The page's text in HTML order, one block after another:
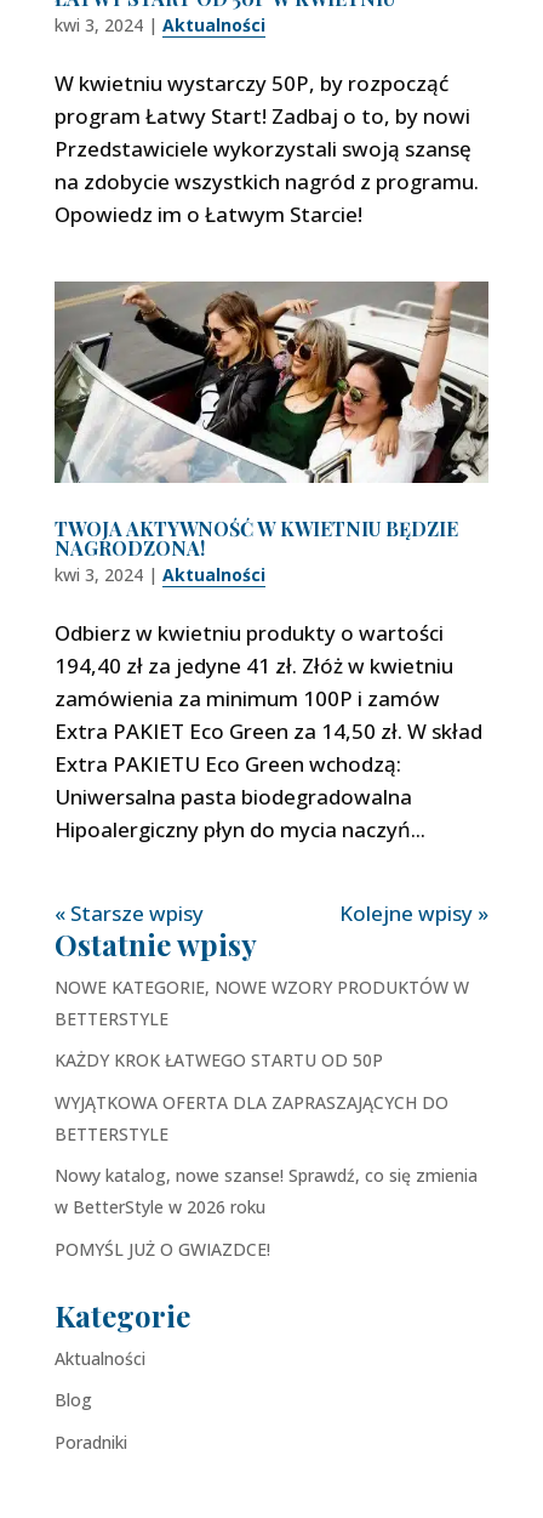
kwi 3, 2024| Aktualności
W kwietniu wystarczy 50P, by rozpocząć
program Łatwy Start! Zadbaj o to, by nowi
Przedstawiciele wykorzystali swoją szansę
na zdobycie wszystkich nagród z programu.
Opowiedz im o Łatwym Starcie!
TWOJA AKTYWNOŚĆ W KWIETNIU BĘDZIE
NAGRODZONA!
kwi 3, 2024| Aktualności
Odbierz w kwietniu produkty o wartości
194,40 zł za jedyne 41 zł. Złóż w kwietniu
zamówienia za minimum 100P i zamów
Extra PAKIET Eco Green za 14,50 zł. W skład
Extra PAKIETU Eco Green wchodzą:
Uniwersalna pasta biodegradowalna
Hipoalergiczny płyn do mycia naczyń...
« Starsze wpisy Kolejne wpisy »
Ostatnie wpisy
NOWE KATEGORIE, NOWE WZORY PRODUKTÓW W
BETTERSTYLE
KAŻDY KROK ŁATWEGO STARTU OD 50P
WYJĄTKOWA OFERTA DLA ZAPRASZAJĄCYCH DO
BETTERSTYLE
Nowy katalog, nowe szanse! Sprawdź, co się zmienia
w BetterStyle w 2026 roku
POMYŚL JUŻ O GWIAZDCE!
Kategorie
Aktualności
Blog
Poradniki